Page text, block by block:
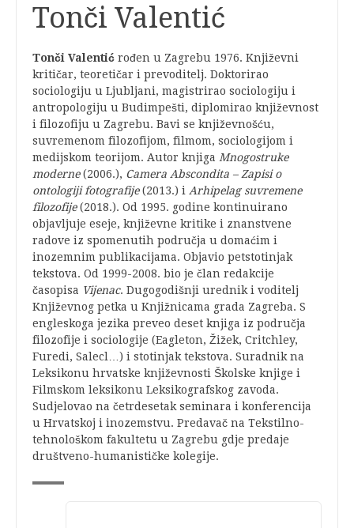
Tonči Valentić
Tonči Valentić rođen u Zagrebu 1976. Književni
kritičar, teoretičar i prevoditelj. Doktorirao
sociologiju u Ljubljani, magistrirao sociologiju i
antropologiju u Budimpešti, diplomirao književnost
i filozofiju u Zagrebu. Bavi se književnošću,
suvremenom filozofijom, filmom, sociologijom i
medijskom teorijom. Autor knjiga Mnogostruke
moderne(2006.), Camera Abscondita – Zapisi o
ontologiji fotografije(2013.) i Arhipelag suvremene
filozofije(2018.). Od 1995. godine kontinuirano
objavljuje eseje, književne kritike i znanstvene
radove iz spomenutih područja u domaćim i
inozemnim publikacijama. Objavio petstotinjak
tekstova. Od 1999-2008. bio je član redakcije
časopisa Vijenac. Dugogodišnji urednik i voditelj
Književnog petka u Knjižnicama grada Zagreba. S
engleskoga jezika preveo deset knjiga iz područja
filozofije i sociologije (Eagleton, Žižek, Critchley,
Furedi, Salecl…) i stotinjak tekstova. Suradnik na
Leksikonu hrvatske književnosti Školske knjige i
Filmskom leksikonu Leksikografskog zavoda.
Sudjelovao na četrdesetak seminara i konferencija
u Hrvatskoj i inozemstvu. Predavač na Tekstilno-
tehnološkom fakultetu u Zagrebu gdje predaje
društveno-humanističke kolegije.